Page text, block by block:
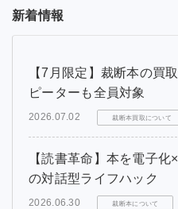
新着情報
【7月限定】裁断本の買
ピーターも全員対象
2026.07.02 裁断本買取について
【読書革命】本を電子
の対話型ライフハック
2026.06.30 裁断本について